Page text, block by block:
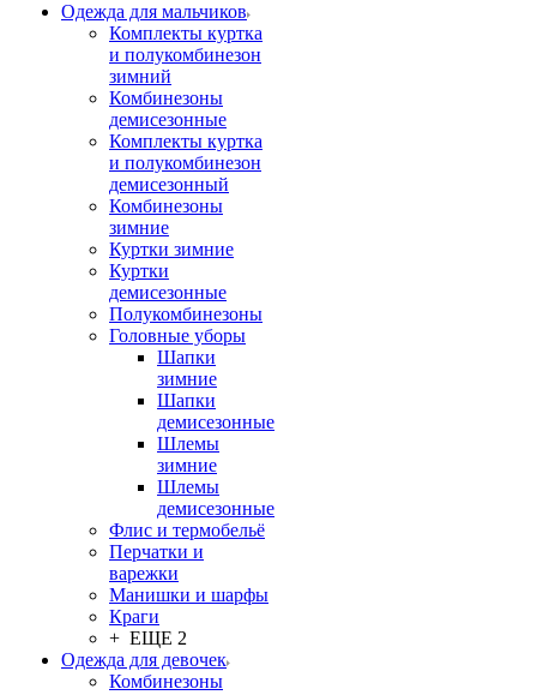
Одежда для мальчиков
Комплекты куртка
и полукомбинезон
зимний
Комбинезоны
демисезонные
Комплекты куртка
и полукомбинезон
демисезонный
Комбинезоны
зимние
Куртки зимние
Куртки
демисезонные
Полукомбинезоны
Головные уборы
Шапки
зимние
Шапки
демисезонные
Шлемы
зимние
Шлемы
демисезонные
Флис и термобельё
Перчатки и
варежки
Манишки и шарфы
Краги
+ ЕЩЕ 2
Одежда для девочек
Комбинезоны